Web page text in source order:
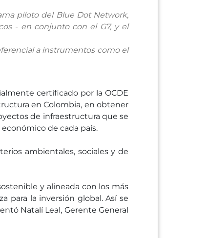
piloto del Blue Dot Network,
- en conjunto con el G7, y el
a instrumentos como el
certificado por la OCDE
en Colombia, en obtener
de infraestructura que se
de cada país.
ambientales, sociales y de
y alineada con los más
para la inversión global. Así se
Natalí Leal, Gerente General